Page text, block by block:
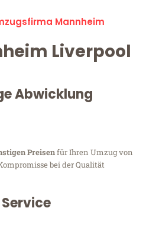
Mannheim
Liverpool
Abwicklung
Preisenfür Ihren Umzug von
bei der Qualität